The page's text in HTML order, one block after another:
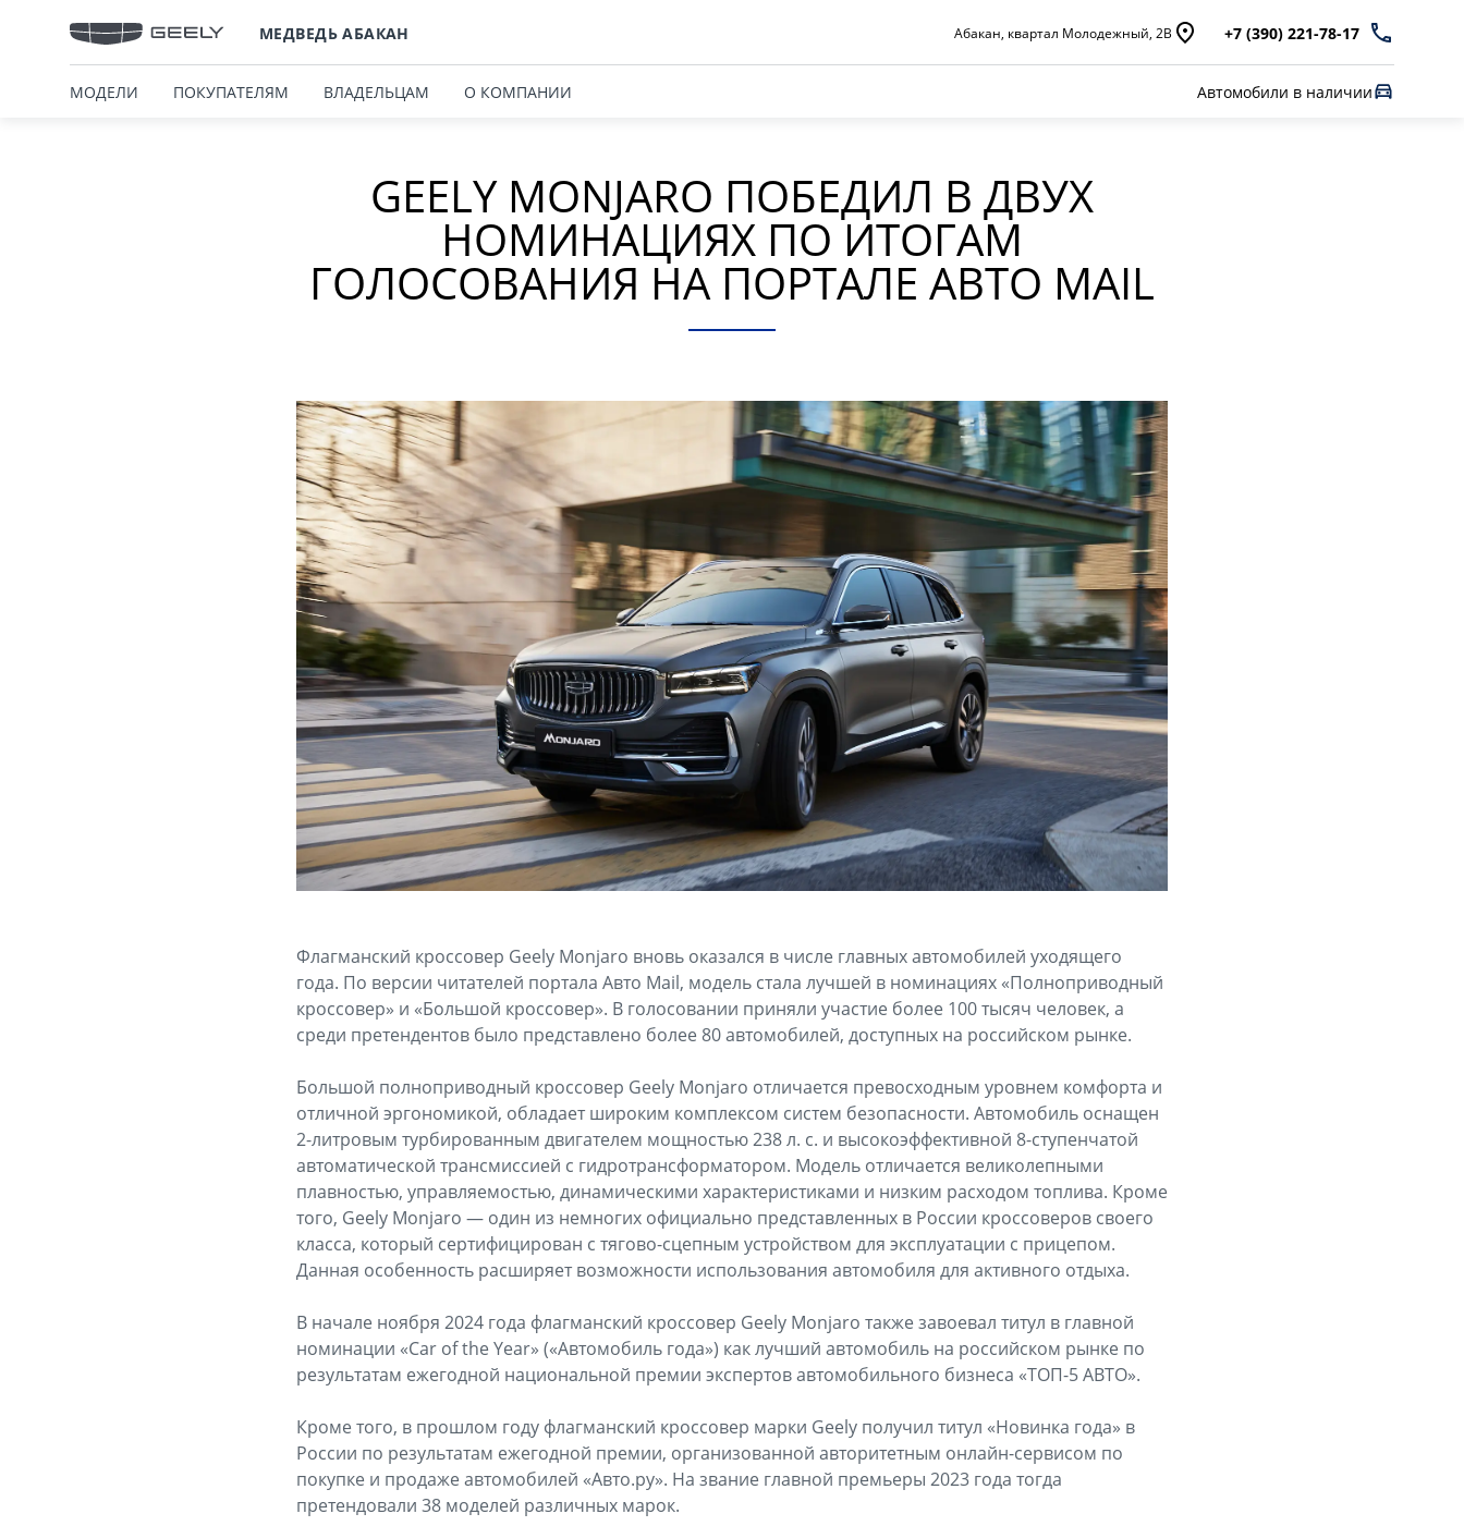
МЕДВЕДЬ АБАКАН Абакан, квартал Молодежный, 2В +7 (390) 221-78-17
МОДЕЛИ ПОКУПАТЕЛЯМ ВЛАДЕЛЬЦАМ О КОМПАНИИ Автомобили в наличии
GEELY MONJARO ПОБЕДИЛ В ДВУХ
НОМИНАЦИЯХ ПО ИТОГАМ
ГОЛОСОВАНИЯ НА ПОРТАЛЕ АВТО MAIL
Флагманский кроссовер Geely Monjaro вновь оказался в числе главных автомобилей уходящего
года. По версии читателей портала Авто Mail, модель стала лучшей в номинациях «Полноприводный
кроссовер» и «Большой кроссовер». В голосовании приняли участие более 100 тысяч человек, а
среди претендентов было представлено более 80 автомобилей, доступных на российском рынке.
Большой полноприводный кроссовер Geely Monjaro отличается превосходным уровнем комфорта и
отличной эргономикой, обладает широким комплексом систем безопасности. Автомобиль оснащен
2-литровым турбированным двигателем мощностью 238 л. с. и высокоэффективной 8-ступенчатой
автоматической трансмиссией с гидротрансформатором. Модель отличается великолепными
плавностью, управляемостью, динамическими характеристиками и низким расходом топлива. Кроме
того, Geely Monjaro — один из немногих официально представленных в России кроссоверов своего
класса, который сертифицирован с тягово-сцепным устройством для эксплуатации с прицепом.
Данная особенность расширяет возможности использования автомобиля для активного отдыха.
В начале ноября 2024 года флагманский кроссовер Geely Monjaro также завоевал титул в главной
номинации «Car of the Year» («Автомобиль года») как лучший автомобиль на российском рынке по
результатам ежегодной национальной премии экспертов автомобильного бизнеса «ТОП-5 АВТО».
Кроме того, в прошлом году флагманский кроссовер марки Geely получил титул «Новинка года» в
России по результатам ежегодной премии, организованной авторитетным онлайн-сервисом по
покупке и продаже автомобилей «Авто.ру». На звание главной премьеры 2023 года тогда
претендовали 38 моделей различных марок.